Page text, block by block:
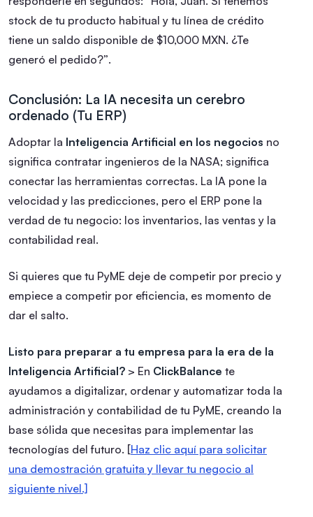
stock de tu producto habitual y tu línea de crédito
tiene un saldo disponible de $10,000 MXN. ¿Te
generó el pedido?”.
Conclusión: La IA necesita un cerebro
ordenado (Tu ERP)
Adoptar la Inteligencia Artificial en los negocios no
significa contratar ingenieros de la NASA; significa
conectar las herramientas correctas. La IA pone la
velocidad y las predicciones, pero el ERP pone la
verdad de tu negocio: los inventarios, las ventas y la
contabilidad real.
Si quieres que tu PyME deje de competir por precio y
empiece a competir por eficiencia, es momento de
dar el salto.
Listo para preparar a tu empresa para la era de la
Inteligencia Artificial? > En ClickBalance te
ayudamos a digitalizar, ordenar y automatizar toda la
administración y contabilidad de tu PyME, creando la
base sólida que necesitas para implementar las
tecnologías del futuro. [Haz clic aquí para solicitar
una demostración gratuita y llevar tu negocio al
siguiente nivel.]